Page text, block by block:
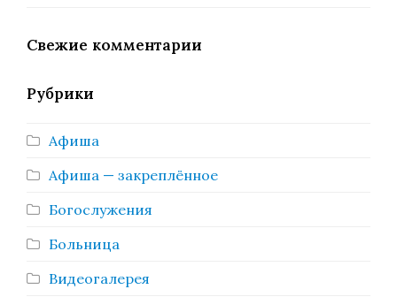
Свежие комментарии
Рубрики
Афиша
Афиша — закреплённое
Богослужения
Больница
Видеогалерея